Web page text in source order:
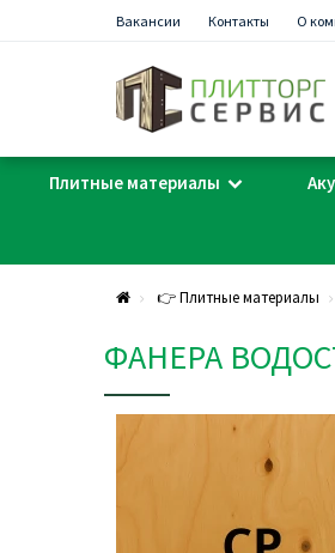
Вакансии Контакты О
Плитные материалы
👉 Плитные материалы
ФАНЕРА